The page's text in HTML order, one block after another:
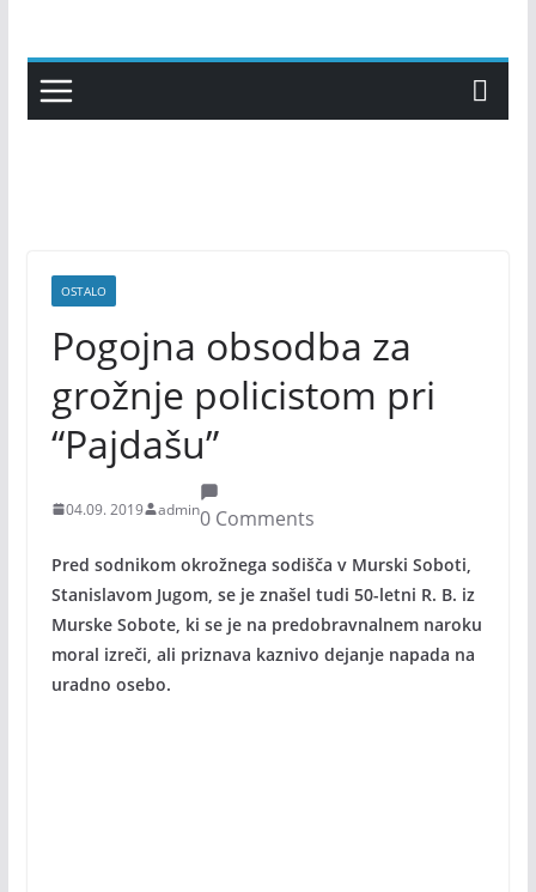
content
OSTALO
Pogojna obsodba za
grožnje policistom pri
“Pajdašu”
04.09. 2019 admin0 Comments
Pred sodnikom okrožnega sodišča v Murski Soboti,
Stanislavom Jugom, se je znašel tudi 50-letni R. B. iz
Murske Sobote, ki se je na predobravnalnem naroku
moral izreči, ali priznava kaznivo dejanje napada na
uradno osebo.